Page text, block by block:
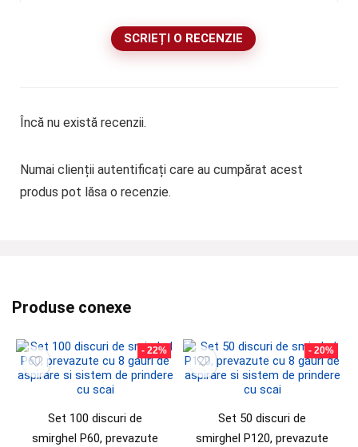
SCRIEȚI O RECENZIE
Încă nu există recenzii.
Numai clienții autentificați care au cumpărat acest
produs pot lăsa o recenzie.
Produse conexe
- 22%
Set 100 discuri de
smirghel P60, prevazute
- 20%
Set 50 discuri de
smirghel P120, prevazute